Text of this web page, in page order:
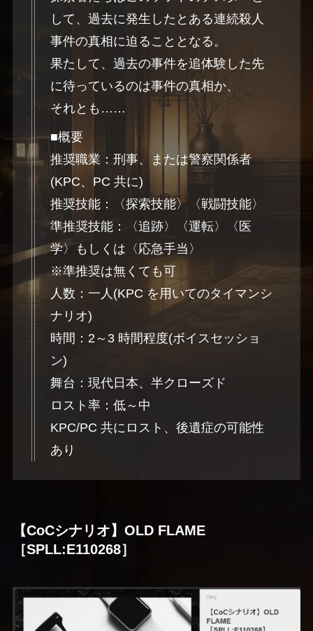
して、過去に発生したとある連続殺人
事件の真相に迫ることとなる。
果たして、過去の事件を追体験した先
に待っているのは事件の真相か、
それとも……
■概要
推奨職業：刑事、または警察関係者
(KPC、PC 共に)
推奨技能：〈探索技能〉〈戦闘技能〉
準推奨技能：〈追跡〉〈運転〉〈医
学〉もしくは〈応急手当〉
※準推奨は無くても可
人数：一人(KPC を用いてのタイマンシ
ナリオ)
時間：2～3 時間程度(ボイスセッショ
ン)
舞台：現代日本、半クローズド
ロスト率：低～中
KPC/PC 共にロスト、後遺症の可能性
あり
【CoCシナリオ】OLD FLAME
［SPLL:E110268］